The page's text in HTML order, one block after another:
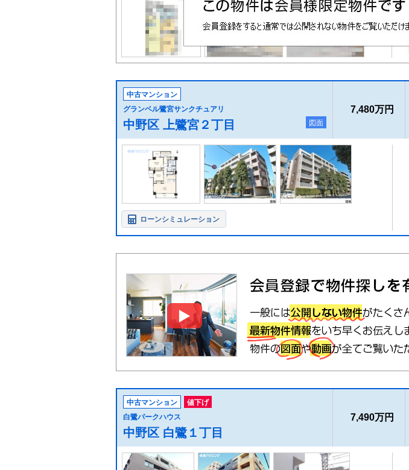
中古マンション
グランベル鷺宮サンクチュアリ
中野区 上鷺宮２丁目 図面
7,480万円
ローンシミュレーション
中古マンション
値下げ
白鷺パークハウス
中野区 白鷺１丁目
7,490万円